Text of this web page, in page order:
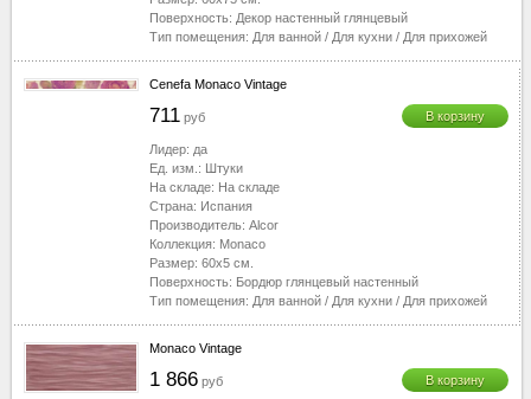
Поверхность: Декор настенный глянцевый
Тип помещения: Для ванной / Для кухни / Для прихожей
Cenefa Monaco Vintage
711 руб В корзину
Лидер: да
Ед. изм.: Штуки
На складе: На складе
Страна: Испания
Производитель: Alcor
Коллекция: Monaco
Размер: 60x5 см.
Поверхность: Бордюр глянцевый настенный
Тип помещения: Для ванной / Для кухни / Для прихожей
Monaco Vintage
1 866 руб В корзину